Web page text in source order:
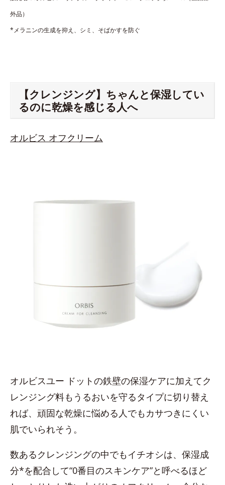
外品）
*メラニンの生成を抑え、シミ、そばかすを防ぐ
【クレンジング】ちゃんと保湿してい
るのに乾燥を感じる人へ
オルビス オフクリーム
オルビスユー ドットの鉄壁の保湿ケアに加えてク
レンジング料もうるおいを守るタイプに切り替え
れば、頑固な乾燥に悩める人でもカサつきにくい
肌でいられそう。
数あるクレンジングの中でもイチオシは、保湿成
分*を配合して“0番目のスキンケア”と呼べるほど